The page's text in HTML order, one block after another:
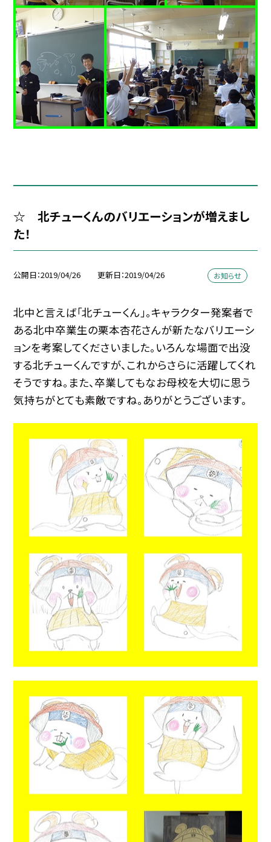
☆ 北チューくんのバリエーションが増えまし
た！
公開日 2019/04/26 更新日 2019/04/26 お知らせ
北中と言えば「北チューくん」。キャラクター発案者で
ある北中卒業生の栗本杏花さんが新たなバリエーシ
ョンを考案してくださいました。いろんな場面で出没
する北チューくんですが、これからさらに活躍してくれ
そうですね。また、卒業してもなお母校を大切に思う
気持ちがとても素敵ですね。ありがとうございます。